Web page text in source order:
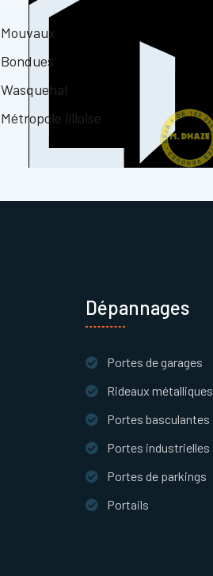
Mouvaux
Bondues
Wasquehal
Métropole lilloise
Dépannages
Portes de garages
Rideaux métalliques
Portes basculantes
Portes industrielles
Portes de parkings
Portails